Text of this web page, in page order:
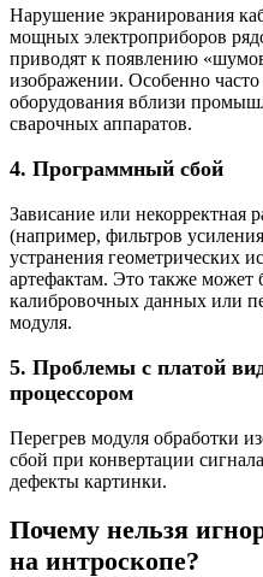
Нарушение экранирования
мощных электроприборов
приводят к появлению
изображении. Особенно
оборудования вблизи
сварочных аппаратов.
4. Программный сбой
Зависание или некорректная
(например, фильтров
устранения геометрических
артефактам. Это также
калибровочных данных или
модуля.
5. Проблемы с платой
процессором
Перегрев модуля обработки
сбой при конвертации
дефекты картинки.
Почему нельзя
на интроскопе?